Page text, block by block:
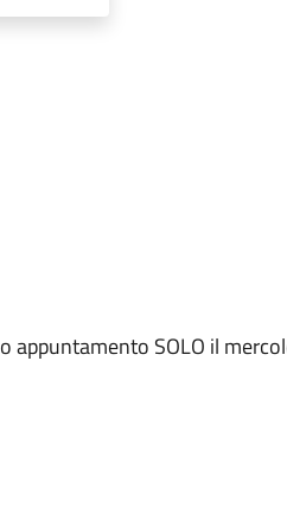
appuntamento SOLO il